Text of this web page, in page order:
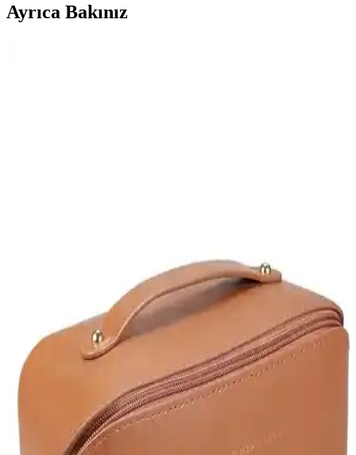
Ayrıca Bakınız
Batekso Büyük Boy Pembe Çiçek Desenli Makyaj
Çantası Estetik ve Fonksiyonellik Sunar
Batekso'nun büyük boy pembe çiçek desenli makyaj çantası, doğal
pamuk malzemesi, geniş iç hacmi ve şık tasarımıyla seyahat ve
günlük kullanım için ideal, dayanıklı ve estetik bir seçenektir.
Yongtai Tuval Kumaş ve Xinh Disney Mickey Omuz
Çantası Karşılaştırması
Bu makalede, geniş hacimli Yongtai tuval seyahat çantası ile Disney
Mickey omuz çantasının özellikleri, kullanıcı yorumları ve kullanım
avantajları detaylı şekilde inceleniyor.